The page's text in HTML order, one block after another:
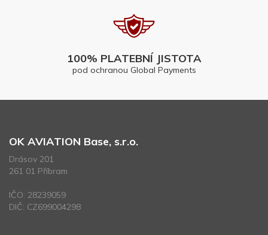
100% PLATEBNÍ JISTOTA
pod ochranou Global Payments
OK AVIATION Base, s.r.o.
Drásov 201
261 01 Příbram
IČO: 28239059
DIČ: CZ699004298